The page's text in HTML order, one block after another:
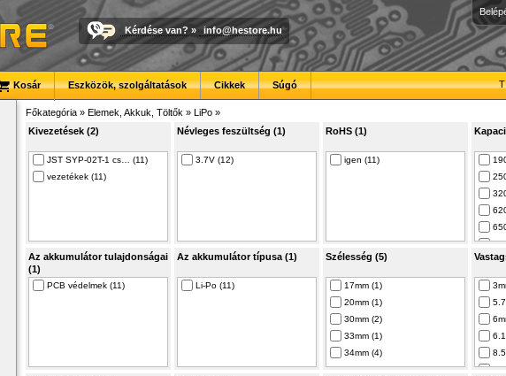
Kérdése van? » info@hestore.hu
Kosár Eszközök, szolgáltatások Cikkek Súgó
Főkategória » Elemek, Akkuk, Töltők » LiPo »
Kivezetések (2)
JST SYP-02T-1 cs… (11)
vezetékek (11)
Névleges feszültség (1)
3.7V (12)
RoHS (1)
igen (11)
Az akkumulátor tulajdonságai
(1)
PCB védelmek (11)
Az akkumulátor típusa (1)
Li-Po (11)
Szélesség (5)
17mm (1)
20mm (1)
30mm (2)
33mm (1)
34mm (4)